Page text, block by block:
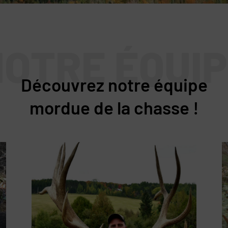
Découvrez notre équipe
mordue de la chasse !